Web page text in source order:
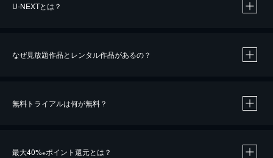
U-NEXTとは？
なぜ見放題作品とレンタル作品があるの？
無料トライアルは何が無料？
最大40%※ポイント還元とは？